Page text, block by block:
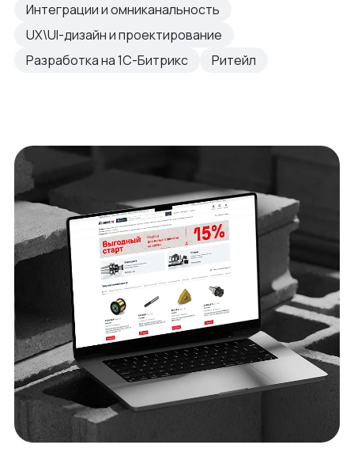
Интеграции и омниканальность
UX\UI-дизайн и проектирование
Разработка на 1С-Битрикс
Ритейл